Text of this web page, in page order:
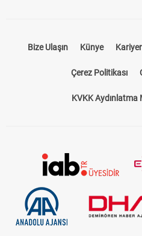
Bize Ulaşın Künye Kariyer
Çerez Politikası
KVKK Aydınlatma